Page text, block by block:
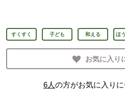
すくすく 子ども 和える ほ
お気に入り
6人の方がお気に入りに